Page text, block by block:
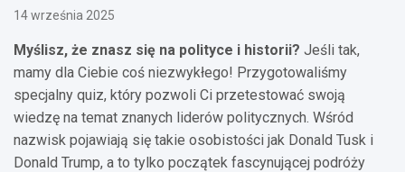
14 września 2025
Myślisz, że znasz się na polityce i historii? Jeśli tak,
mamy dla Ciebie coś niezwykłego! Przygotowaliśmy
specjalny quiz, który pozwoli Ci przetestować swoją
wiedzę na temat znanych liderów politycznych. Wśród
nazwisk pojawiają się takie osobistości jak Donald Tusk i
Donald Trump, a to tylko początek fascynującej podróży